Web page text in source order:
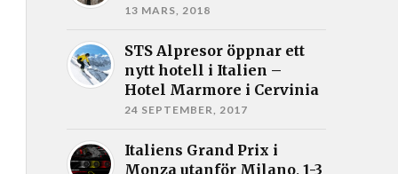
13 MARS, 2018
STS Alpresor öppnar ett
nytt hotell i Italien –
Hotel Marmore i Cervinia
24 SEPTEMBER, 2017
Italiens Grand Prix i
Monza utanför Milano, 1-3